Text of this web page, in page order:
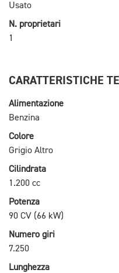
Usato
N. proprietari
1
CARATTERISTICHE
Alimentazione
Benzina
Colore
Grigio Altro
Cilindrata
1.200 cc
Potenza
90 CV (66 kW)
Numero giri
7.250
Lunghezza